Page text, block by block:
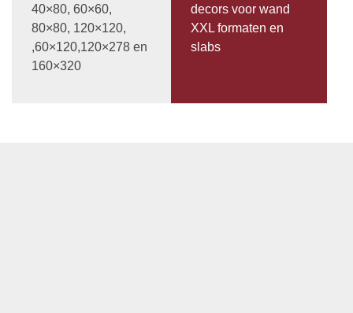
40×80, 60×60,
80×80, 120×120,
,60×120,120×278 en
160×320
decors voor wand
XXL formaten en
slabs